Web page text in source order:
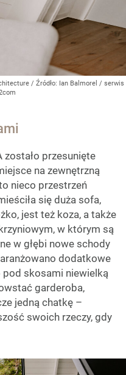
/ Źródło: Ian Balmorel / serwis
zostało przesunięte
na zewnętrzną
nieco przestrzeń
się duża sofa,
jest też koza, a także
w którym są
w głębi nowe schody
dodatkowe
skosami niewielką
garderoba,
jedną chatkę –
swoich rzeczy, gdy